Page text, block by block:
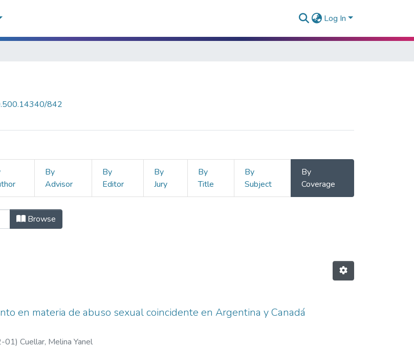
Log In
842
By
Advisor
By
Editor
By
Jury
By
Title
By
Subject
By
Coverage
"Argentina"
Browse
en materia de abuso sexual coincidente en Argentina y Canadá
01) Cuellar, Melina Yanel